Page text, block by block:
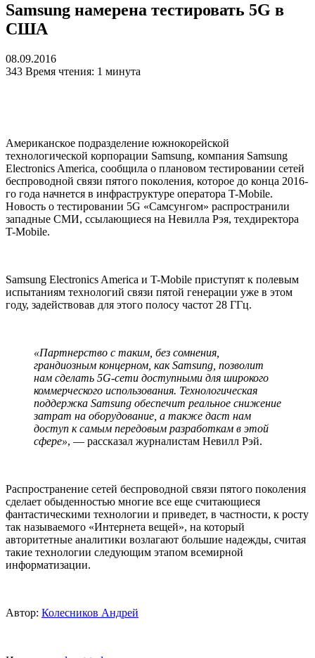
Samsung намерена тестировать 5G в
США
08.09.2016
343 Время чтения: 1 минута
Американское подразделение южнокорейской
технологической корпорации Samsung, компания Samsung
Electronics America, сообщила о плановом тестировании сетей
беспроводной связи пятого поколения, которое до конца 2016-
го года начнется в инфраструктуре оператора T-Mobile.
Новость о тестировании 5G «Самсунгом» распространили
западные СМИ, ссылающиеся на Невилла Рэя, техдиректора
T-Mobile.
Samsung Electronics America и T-Mobile приступят к полевым
испытаниям технологий связи пятой генерации уже в этом
году, задействовав для этого полосу частот 28 ГГц.
«Партнерство с таким, без сомнения,
грандиозным концерном, как Samsung, позволит
нам сделать 5G-сети доступными для широкого
коммерческого использования. Технологическая
поддержка Samsung обеспечит реальное снижение
затрат на оборудование, а также даст нам
доступ к самым передовым разработкам в этой
сфере», — рассказал журналистам Невилл Рэй.
Распространение сетей беспроводной связи пятого поколения
сделает обыденностью многие все еще считающиеся
фантастическими технологии и приведет, в частности, к росту
так называемого «Интернета вещей», на который
авторитетные аналитики возлагают большие надежды, считая
такие технологии следующим этапом всемирной
информатизации.
Автор: Колесников Андрей